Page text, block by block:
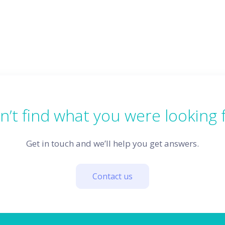
find what you were looking
Get in touch and we’ll help you get answers.
Contact us